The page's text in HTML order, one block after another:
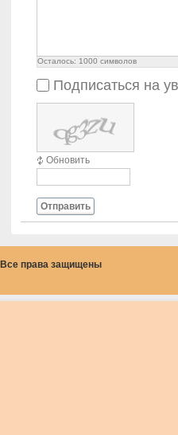
Осталось: 1000 символов
Подписаться на
Обновить
Отправить
права защищены